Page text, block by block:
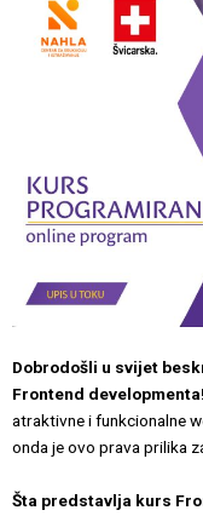
Dobrodošli u svijet
Frontend developmenta!
atraktivne i funkcionalne
onda je ovo prava prilika
Šta predstavlja kurs